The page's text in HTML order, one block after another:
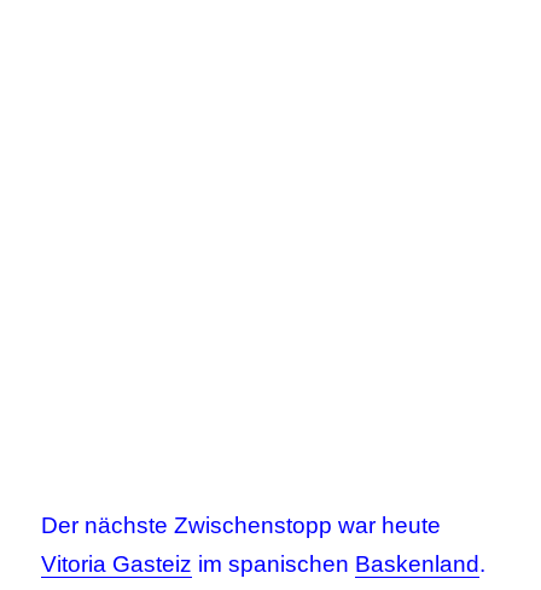
Der nächste Zwischenstopp war heute
Vitoria Gasteiz im spanischen Baskenland.